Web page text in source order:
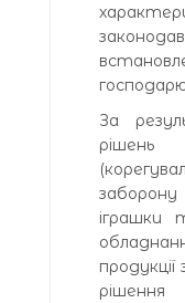
За
рішень
іграшки